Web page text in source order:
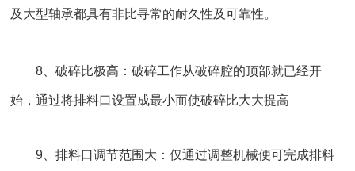
及大型轴承都具有非比寻常的耐久性及可靠性。
8、破碎比极高：破碎工作从破碎腔的顶部就已经开
始，通过将排料口设置成最小而使破碎比大大提高
9、排料口调节范围大：仅通过调整机械便可完成排料